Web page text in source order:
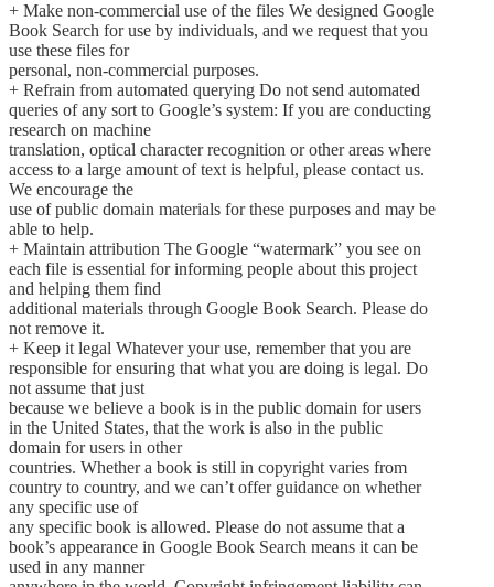
+ Make non-commercial use of the files We designed Google
Book Search for use by individuals, and we request that you
use these files for
personal, non-commercial purposes.
+ Refrain from automated querying Do not send automated
queries of any sort to Google’s system: If you are conducting
research on machine
translation, optical character recognition or other areas where
access to a large amount of text is helpful, please contact us.
We encourage the
use of public domain materials for these purposes and may be
able to help.
+ Maintain attribution The Google “watermark” you see on
each file is essential for informing people about this project
and helping them find
additional materials through Google Book Search. Please do
not remove it.
+ Keep it legal Whatever your use, remember that you are
responsible for ensuring that what you are doing is legal. Do
not assume that just
because we believe a book is in the public domain for users
in the United States, that the work is also in the public
domain for users in other
countries. Whether a book is still in copyright varies from
country to country, and we can’t offer guidance on whether
any specific use of
any specific book is allowed. Please do not assume that a
book’s appearance in Google Book Search means it can be
used in any manner